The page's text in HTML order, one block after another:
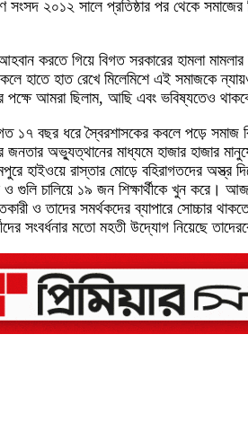
২০১২ সালে প্রতিষ্ঠার পর থেকে
করতে গিয়ে বিগত সরকারের হামলা মামলার
হাতে হাত রেখে মিলেমিশে এই
পক্ষে আমরা ছিলাম, আছি এবং ভবিষ্যতেও
বছর ধরে স্বৈরশাসকের কবলে পড়ে সমাজ
জনতার অভ্যুত্থানের মাধ্যমে হাজার হাজার
হাইওয়ে রাস্তার মোড়ে বহিরাগতদের
ও গুলি চালিয়ে ১৯ জন শিক্ষার্থীকে খুন করে।
ও তাদের সমর্থকদের ব্যাপারে
সংবর্ধনার মতো মহতী উদ্যোগ নিয়েছে